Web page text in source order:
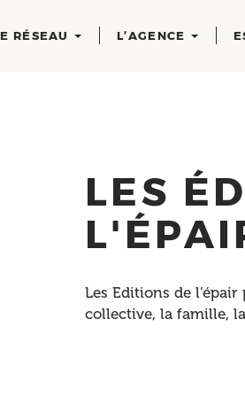
RÉSEAU L’AGENCE
LES
Les Editions de
collective, la famille,